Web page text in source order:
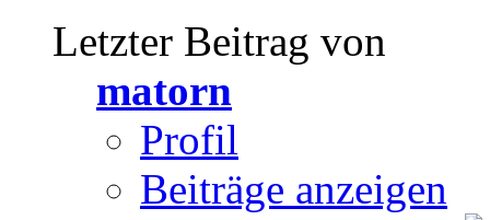
Letzter Beitrag von
matorn
Profil
Beiträge anzeigen